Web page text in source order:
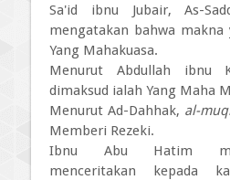
Sa'id ibnu Jubair, As-
mengatakan bahwa makna
Yang Mahakuasa.
Menurut Abdullah ibnu
dimaksud ialah Yang Maha
Menurut Ad-Dahhak, al-
Memberi Rezeki.
Ibnu Abu Hatim
menceritakan kepada